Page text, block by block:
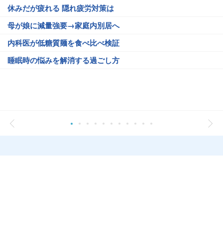
休みだが疲れる 隠れ疲労対策は
母が娘に減量強要→家庭内別居へ
内科医が低糖質麺を食べ比べ検証
睡眠時の悩みを解消する過ごし方